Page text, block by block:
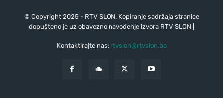
© Copyright 2025 - RTV SLON. Kopiranje sadržaja stranice
dopušteno je uz obavezno navođenje izvora RTV SLON |
Kontaktirajte nas: rtvslon@rtvslon.ba